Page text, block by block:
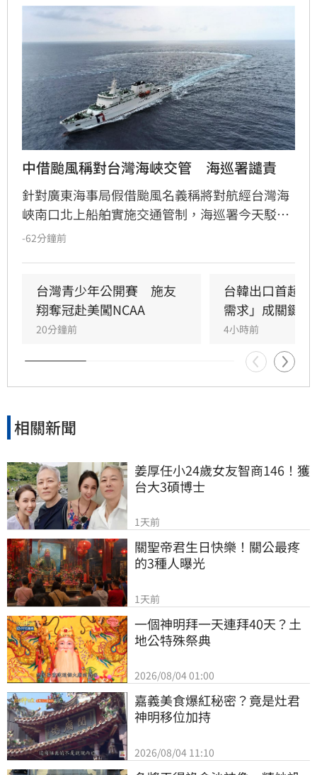
中借颱風稱對台灣海峽交管　海巡署譴責
針對廣東海事局假借颱風名義稱將對航經台灣海
峽南口北上船舶實施交通管制，海巡署今天駁斥
中國無權在台灣海峽實施交通管制，並嚴厲譴
-62分鐘前
台灣青少年公開賽　施友
翔奪冠赴美闖NCAA
20分鐘前
台韓出口首超
需求」成關鍵
4小時前
相關新聞
姜厚任小24歲女友智商146！獲
台大3碩博士
1天前
關聖帝君生日快樂！關公最疼
的3種人曝光
1天前
一個神明拜一天連拜40天？土
地公特殊祭典
2026/08/04 01:00
嘉義美食爆紅秘密？竟是灶君
神明移位加持
2026/08/04 11:10